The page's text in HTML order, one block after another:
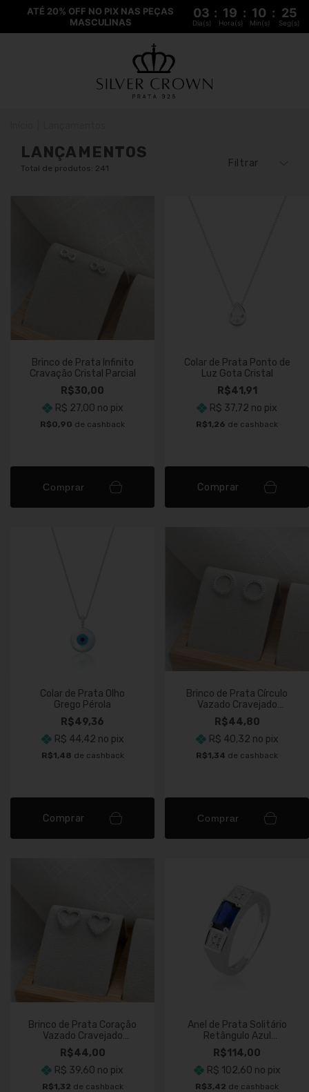
ATÉ 20% OFF NO PIX NAS PEÇAS
MASCULINAS
03 : 19 : 10 : 24
Dia(s) Hora(s) Min(s) Seg(s)
LANÇAMENTOS
Total de produtos: 241 Filtrar
Brinco de Prata Infinito
Cravação Cristal Parcial
R$30,00
R$ 27,00 no pix
R$0,90 de cashback
Comprar
Colar de Prata Ponto de
Luz Gota Cristal
R$41,91
R$ 37,72 no pix
R$1,26 de cashback
Comprar
Colar de Prata Olho
Grego Pérola
R$49,36
R$ 44,42 no pix
R$1,48 de cashback
Comprar
Brinco de Prata Círculo
Vazado Cravejado
Cristal
R$44,80
R$ 40,32 no pix
R$1,34 de cashback
Comprar
Brinco de Prata Coração
Vazado Cravejado
Cristal
R$44,00
R$ 39,60 no pix
R$1,32 de cashback
Anel de Prata Solitário
Retângulo Azul
Cravejado
R$114,00
R$ 102,60 no pix
R$3,42 de cashback